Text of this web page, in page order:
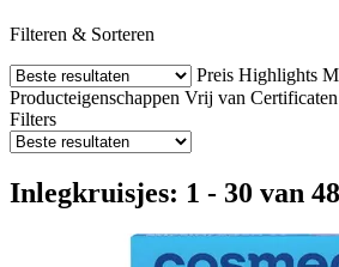
Filteren & Sorteren
Preis Highlights
Producteigenschappen Vrij van Certificaten
Filters
Inlegkruisjes: 1 - 30 van